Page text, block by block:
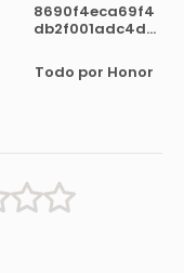
8690f4eca69f4
db2f001adc4dc
Todo por Honor